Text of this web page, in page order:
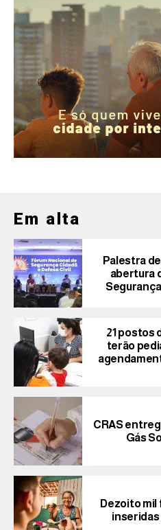
Em alta
Palestra
abertura
21 postos
terão
CRAS
Gás
Dezoito mil
inseridas